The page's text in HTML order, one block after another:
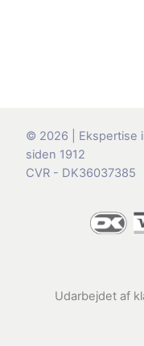
© 2026 | Ekspertise
siden 1912
CVR - DK36037385
Udarbejdet af